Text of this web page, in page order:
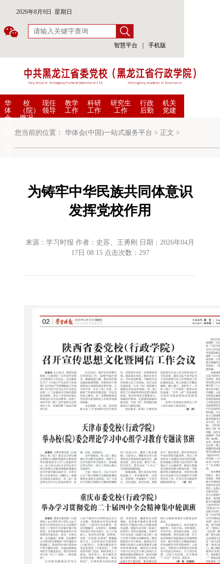
2026年8月9日 星期日
智慧平台 手机版
华
体
会
校
（院）
概况
现任
领导
教学
工作
科研
工作
研究生
工作
行政
后勤
机关
党建
您当前的位置： 华体会(中国)一站式服务平台 > 正文 >
为铸牢中华民族共同体意识
发挥党校作用
来源：学习时报 作者：史苏、王勇刚 日期：2026年04月
17日 08:15 点击次数： 297